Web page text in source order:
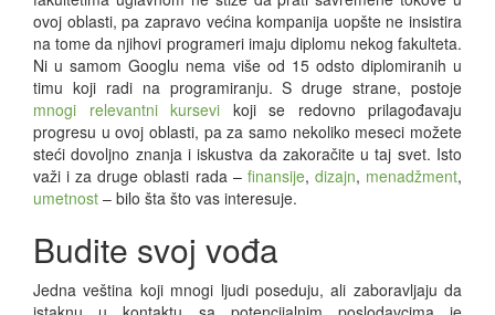
ovoj oblasti, pa zapravo većina kompanija uopšte ne insistira
na tome da njihovi programeri imaju diplomu nekog fakulteta.
Ni u samom Googlu nema više od 15 odsto diplomiranih u
timu koji radi na programiranju. S druge strane, postoje
mnogi relevantni kursevi koji se redovno prilagođavaju
progresu u ovoj oblasti, pa za samo nekoliko meseci možete
steći dovoljno znanja i iskustva da zakoračite u taj svet. Isto
važi i za druge oblasti rada – finansije, dizajn, menadžment,
umetnost – bilo šta što vas interesuje.
Budite svoj vođa
Jedna veština koji mnogi ljudi poseduju, ali zaboravljaju da